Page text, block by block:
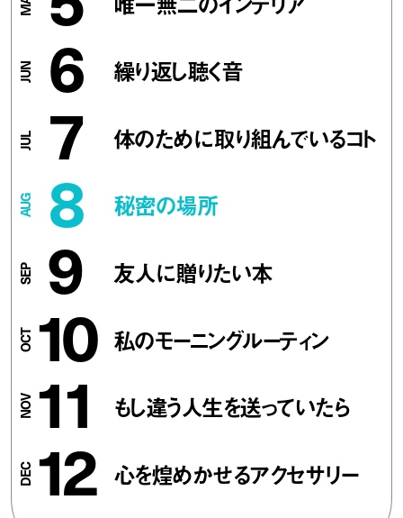
6 繰り返し聴く音
7 体のために取り組んでいるコト
8 秘密の場所
9 友人に贈りたい本
10 私のモーニングルーティン
11 もし違う人生を送っていたら
12 心を煌めかせるアクセサリー